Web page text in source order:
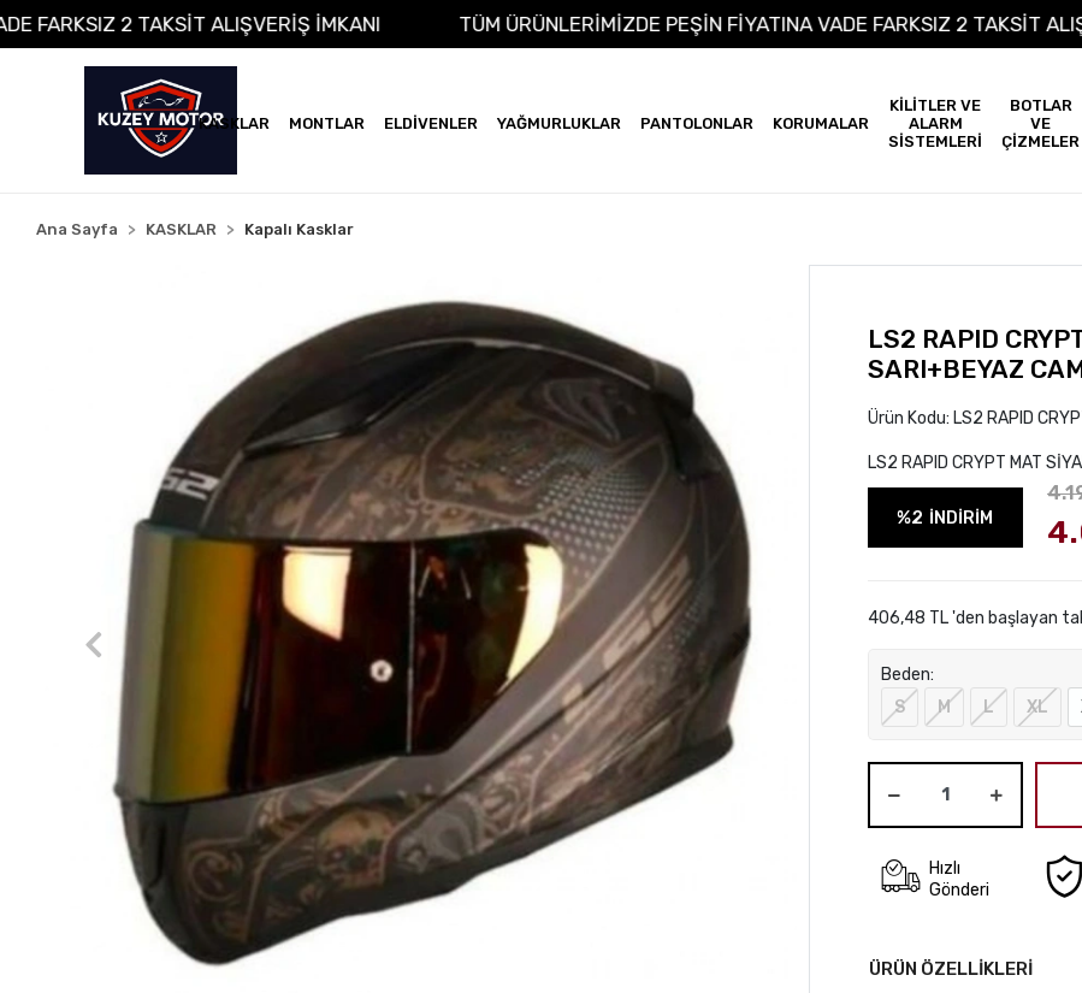
VADE FARKSIZ 2 TAKSİT ALIŞVERİŞ İMKANI TÜM ÜRÜNLERİMİZDE PEŞİN FİYATINA VADE FARKSIZ 2
KASKLAR MONTLAR ELDİVENLER YAĞMURLUKLAR PANTOLONLAR KORUMALAR
KİLİTLER VE
ALARM
SİSTEMLERİ
BOTLAR
VE
ÇİZMELER
Ana Sayfa KASKLAR Kapalı Kasklar
LS2 RAPID
SARI+BEYAZ
Ürün Kodu: LS2 RAPID
LS2 RAPID CRYPT MAT
%2 İNDİRİM
406,48 TL 'den başlayan
Beden:
S
M L XL
Hızlı
Gönderi
ÜRÜN ÖZELLİKLERİ